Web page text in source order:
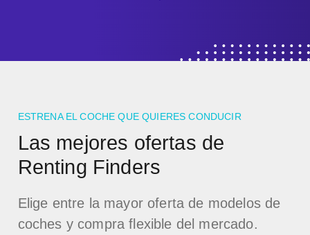
ESTRENA EL COCHE QUE QUIERES CONDUCIR
Las mejores ofertas de
Renting Finders
Elige entre la mayor oferta de modelos de
coches y compra flexible del mercado.